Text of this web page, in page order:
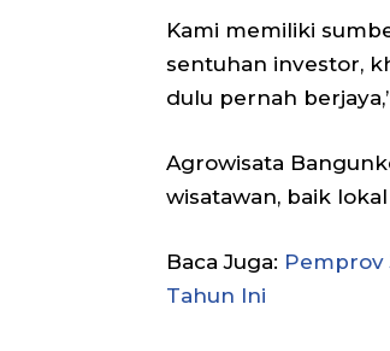
Kami memiliki
sentuhan investor,
dulu pernah
Agrowisata
wisatawan, baik
Baca Juga: Pemprov
Tahun Ini